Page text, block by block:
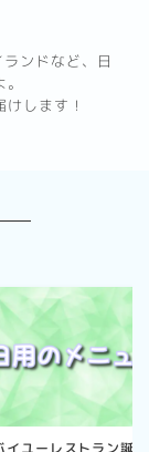
ンドなど、日
します！